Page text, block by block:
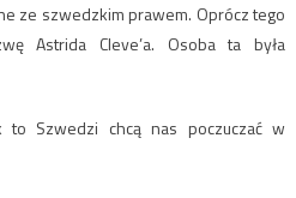
ze szwedzkim prawem. Oprócz tego
Astrida Cleve’a. Osoba ta była
Szwedzi chcą nas poczuczać w